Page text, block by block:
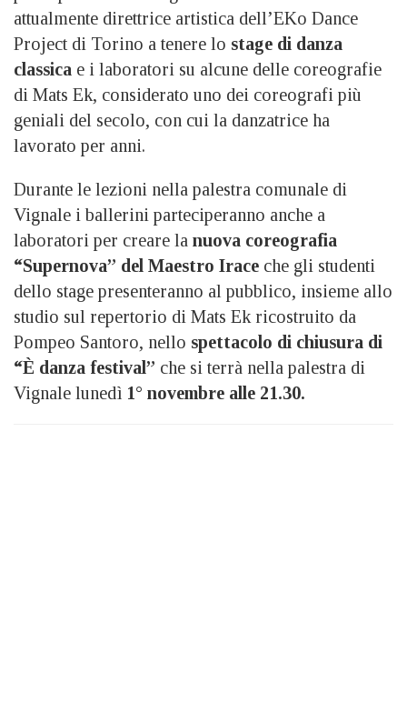
attualmente direttrice artistica dell’EKo Dance
Project di Torino a tenere lo stage di danza
classica e i laboratori su alcune delle coreografie
di Mats Ek, considerato uno dei coreografi più
geniali del secolo, con cui la danzatrice ha
lavorato per anni.
Durante le lezioni nella palestra comunale di
Vignale i ballerini parteciperanno anche a
laboratori per creare la nuova coreografia
“Supernova” del Maestro Irace che gli studenti
dello stage presenteranno al pubblico, insieme allo
studio sul repertorio di Mats Ek ricostruito da
Pompeo Santoro, nello spettacolo di chiusura di
“È danza festival” che si terrà nella palestra di
Vignale lunedì 1° novembre alle 21.30.